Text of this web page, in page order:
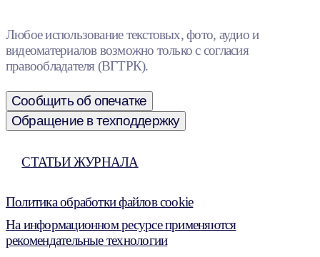
Любое использование текстовых, фото, аудио и
видеоматериалов возможно только с согласия
правообладателя (ВГТРК).
Сообщить об опечатке
Обращение в техподдержку
СТАТЬИ ЖУРНАЛА
Политика обработки файлов cookie
На информационном ресурсе применяются
рекомендательные технологии